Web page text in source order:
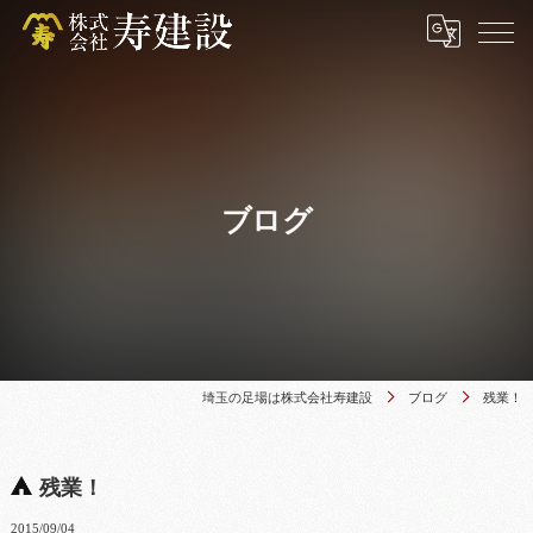
ブログ
埼玉の足場は株式会社寿建設 ブログ 残業！
残業！
2015/09/04